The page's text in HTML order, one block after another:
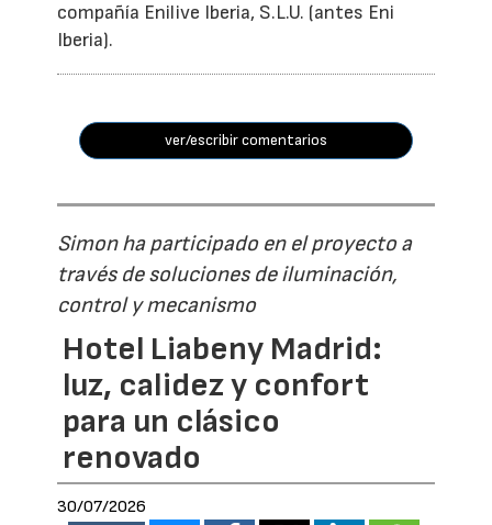
compañía Enilive Iberia, S.L.U. (antes Eni
Iberia).
ver/escribir comentarios
Simon ha participado en el proyecto a
través de soluciones de iluminación,
control y mecanismo
Hotel Liabeny Madrid:
luz, calidez y confort
para un clásico
renovado
30/07/2026